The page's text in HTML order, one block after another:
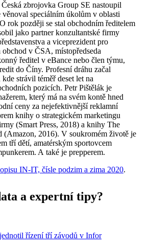
zbrojovka Group SE nastoupil
věnoval speciálním úkolům v oblasti
rok později se stal obchodním ředitelem
jako partner konzultantské firmy
a viceprezident pro
v ČSA, místopředseda
ředitel v eBance nebo člen týmu,
do Číny. Profesní dráhu začal
strávil téměř deset let na
pozicích. Petr Pištělák je
který má na svém kontě hned
ceny za nejefektivnější reklamní
knihy o strategickém marketingu
(Smart Press, 2018) a knihy The
(Amazon, 2016). V soukromém životě je
tří dětí, amatérským sportovcem
A také je prepperem.
IN-IT, čísle podzim a zima 2020.
a expertní tipy?